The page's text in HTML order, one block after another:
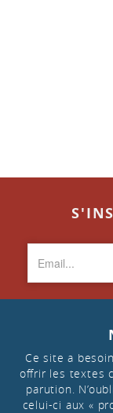
Ce site a
offrir les textes
parution.
celui-ci aux «